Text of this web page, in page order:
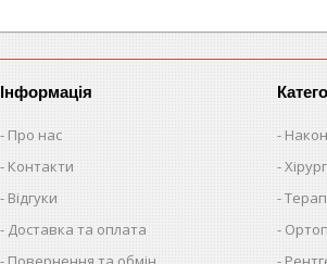
Інформація
Про нас
Контакти
Відгуки
Доставка та оплата